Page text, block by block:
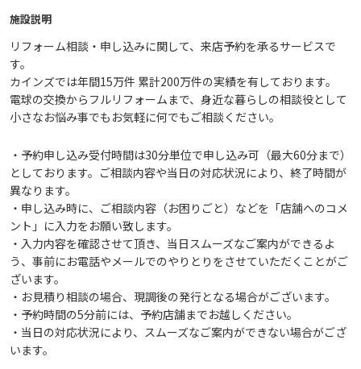
施設説明
リフォーム相談・申し込みに関して、来店予約を承るサービスで
す。
カインズでは年間15万件 累計200万件の実績を有しております。
電球の交換からフルリフォームまで、身近な暮らしの相談役として
小さなお悩み事でもお気軽に何でもご相談ください。
・予約申し込み受付時間は30分単位で申し込み可（最大60分まで）
としております。ご相談内容や当日の対応状況により、終了時間が
異なります。
・申し込み時に、ご相談内容（お困りごと）などを「店舗へのコメ
ント」に入力をお願い致します。
・入力内容を確認させて頂き、当日スムーズなご案内ができるよ
う、事前にお電話やメールでのやりとりをさせていただくことがご
ざいます。
・お見積り相談の場合、現調後の発行となる場合がございます。
・予約時間の5分前には、予約店舗までお越しください。
・当日の対応状況により、スムーズなご案内ができない場合がござ
います。